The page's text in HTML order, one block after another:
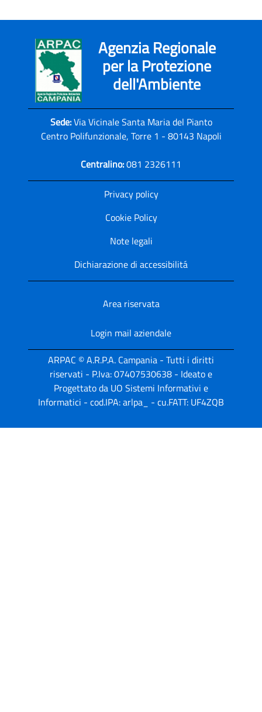
Agenzia Regionale
per la Protezione
dell'Ambiente
Sede:Via Vicinale Santa Maria del Pianto
Centro Polifunzionale, Torre 1 - 80143 Napoli
Centralino:081 2326111
Privacy policy
Cookie Policy
Note legali
Dichiarazione di accessibilitá
Area riservata
Login mail aziendale
ARPAC © A.R.P.A. Campania - Tutti i diritti
riservati - P.Iva: 07407530638 - Ideato e
Progettato da UO Sistemi Informativi e
Informatici - cod.IPA: arlpa_ - cu.FATT: UF4ZQB